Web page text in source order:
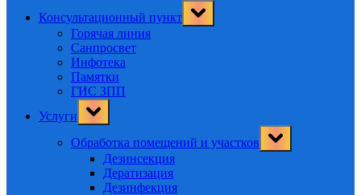
Консультационный пункт
Toggle
sub-
Горячая линия
Санпросвет
Инфотека
Памятки
ГИС ЗПП
Услуги
Toggle
sub-
Обработка помещений и участков
Toggle
sub-
Дезинсекция
Дератизация
Дезинфекция